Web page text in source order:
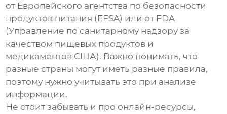
от Европейского агентства по безопасности
продуктов питания (EFSA) или от FDA
(Управление по санитарному надзору за
качеством пищевых продуктов и
медикаментов США). Важно понимать, что
разные страны могут иметь разные правила,
поэтому нужно учитывать это при анализе
информации.
Не стоит забывать и про онлайн-ресурсы,